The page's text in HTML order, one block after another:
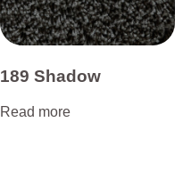
189 Shadow
Read more